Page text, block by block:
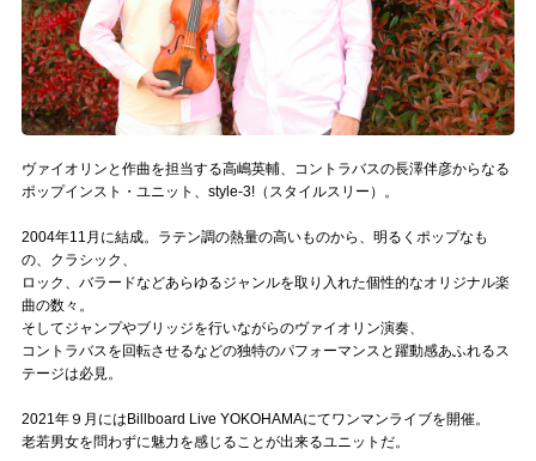
muevoクラウドファンディング
muevoコミュニティ
ぶいクラ！by muevo
ぶいコミュ！by muevo
Follow us
Official SNS
ヴァイオリンと作曲を担当する高嶋英輔、コントラバスの長澤伴彦からなる
ポップインスト・ユニット、style-3!（スタイルスリー）。
2004年11月に結成。ラテン調の熱量の高いものから、明るくポップなも
の、クラシック、
ロック、バラードなどあらゆるジャンルを取り入れた個性的なオリジナル楽
曲の数々。
そしてジャンプやブリッジを行いながらのヴァイオリン演奏、
コントラバスを回転させるなどの独特のパフォーマンスと躍動感あふれるス
テージは必見。
2021年９月にはBillboard Live YOKOHAMAにてワンマンライブを開催。
老若男女を問わずに魅力を感じることが出来るユニットだ。